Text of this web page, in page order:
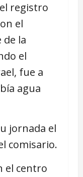
registro
el
de la
el
fue a
agua
jornada el
comisario.
el centro